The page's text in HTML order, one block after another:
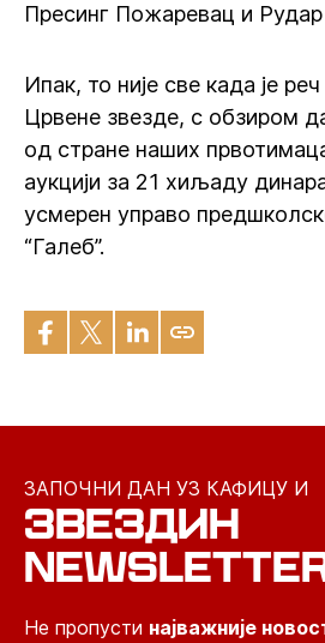
Пресинг Пожаревац и
Ипак, то није све када је
Црвене звезде, с обзиром
од стране наших
аукцији за 21 хиљаду
усмерен управо
“Галеб”.
ЗАПОЧНИ ДАН УЗ КАФИЦУ И
ЗВЕЗДИН
Не пропусти најважније